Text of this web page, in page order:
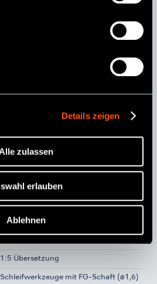
Details zeigen
Alle zulassen
erlauben
Ablehnen
BESTELLCODE:
1:5 Übersetzung
Schleifwerkzeuge mit FG-Schaft (ø1,6)